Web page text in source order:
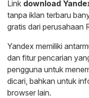
Link download
tanpa iklan terbaru
gratis dari perusahaan
Yandex memiliki
dan fitur pencarian
pengguna untuk
dicari, bahkan untuk
browser lain.